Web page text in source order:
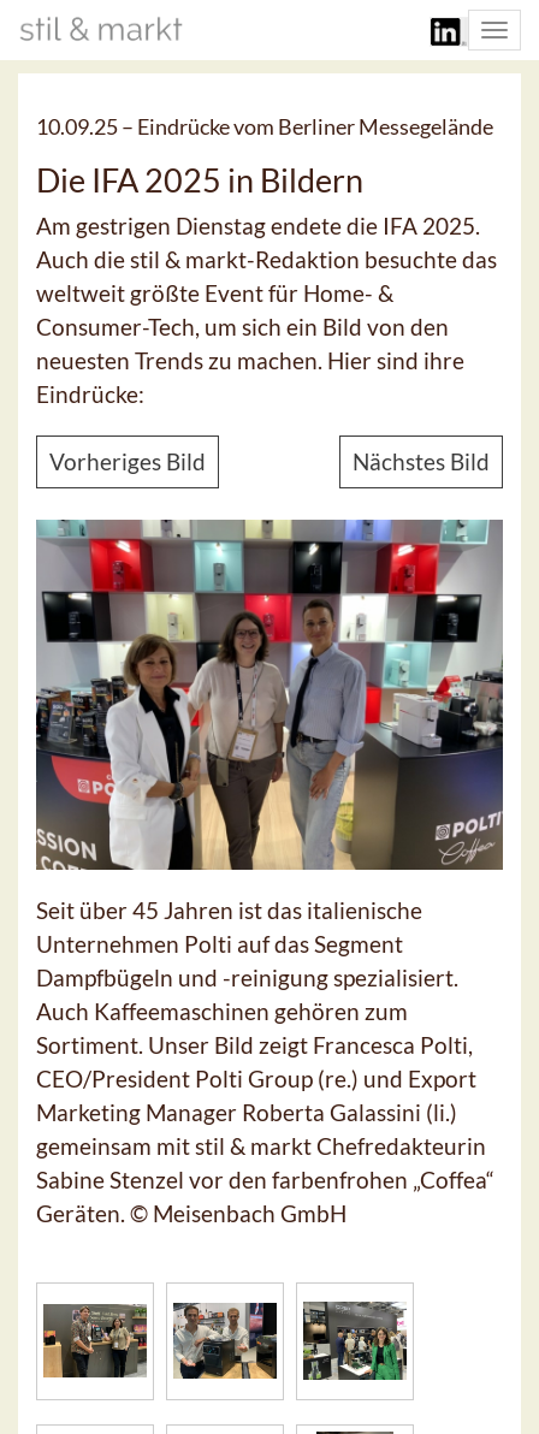
10.09.25 – Eindrücke vom Berliner Messegelände
Die IFA 2025 in Bildern
Am gestrigen Dienstag endete die IFA 2025.
Auch die stil & markt-Redaktion besuchte das
weltweit größte Event für Home- &
Consumer-Tech, um sich ein Bild von den
neuesten Trends zu machen. Hier sind ihre
Eindrücke:
Vorheriges Bild Nächstes Bild
Seit über 45 Jahren ist das italienische
Unternehmen Polti auf das Segment
Dampfbügeln und -reinigung spezialisiert.
Auch Kaffeemaschinen gehören zum
Sortiment. Unser Bild zeigt Francesca Polti,
CEO/President Polti Group (re.) und Export
Marketing Manager Roberta Galassini (li.)
gemeinsam mit stil & markt Chefredakteurin
Sabine Stenzel vor den farbenfrohen „Coffea“
Geräten. © Meisenbach GmbH